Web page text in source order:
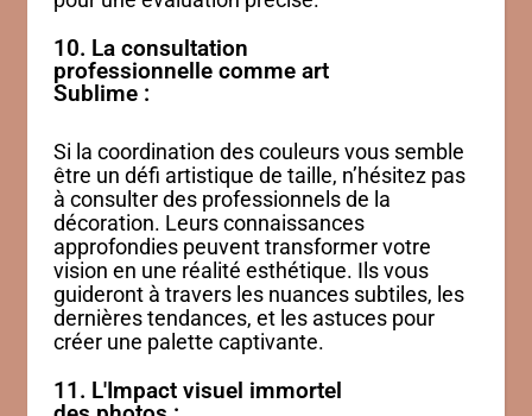
10. La consultation
professionnelle comme art
Sublime :
Si la coordination des couleurs vous semble
être un défi artistique de taille, n’hésitez pas
à consulter des professionnels de la
décoration. Leurs connaissances
approfondies peuvent transformer votre
vision en une réalité esthétique. Ils vous
guideront à travers les nuances subtiles, les
dernières tendances, et les astuces pour
créer une palette captivante.
11. L'Impact visuel immortel